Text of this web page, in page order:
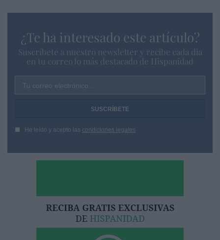
¿Te ha interesado este artículo?
Suscríbete a nuestro newsletter y recibe cada dia
en tu correo lo más destacado de Hispanidad
Tu correo electrónico...
He leído y acepto las condiciones legales